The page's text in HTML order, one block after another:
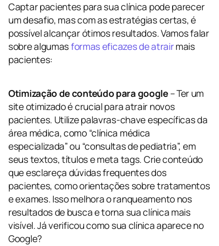
Captar pacientes para sua clínica pode parecer
um desafio, mas com as estratégias certas, é
possível alcançar ótimos resultados. Vamos falar
sobre algumasformas eficazes de atrairmais
pacientes:
Otimização de conteúdo para google–Ter um
site otimizado é crucial para atrair novos
pacientes. Utilize palavras-chave específicas da
área médica, como “clínica médica
especializada” ou “consultas de pediatria”, em
seus textos, títulos e meta tags. Crie conteúdo
que esclareça dúvidas frequentes dos
pacientes, como orientações sobre tratamentos
e exames. Isso melhora o ranqueamento nos
resultados de busca e torna sua clínica mais
visível. Já verificou como sua clínica aparece no
Google?